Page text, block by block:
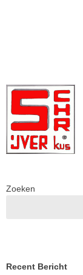
Zoeken
Recent Bericht